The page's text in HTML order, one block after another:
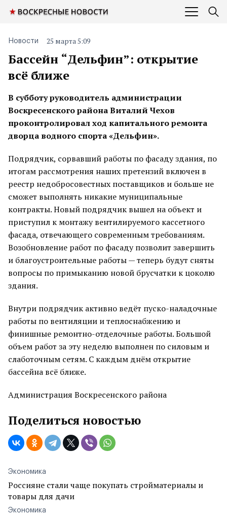
Бассейн “Дельфин”: открытие
всё ближе
Новости 25 марта 5:09
В субботу руководитель администрации
Воскресенского района Виталий Чехов
проконтролировал ход капитального ремонта
дворца водного спорта «Дельфин».
Подрядчик, сорвавший работы по фасаду здания, по
итогам рассмотрения наших претензий включен в
реестр недобросовестных поставщиков и больше не
сможет выполнять никакие муниципальные
контракты. Новый подрядчик вышел на объект и
приступил к монтажу вентилируемого кассетного
фасада, отвечающего современным требованиям.
Возобновление работ по фасаду позволит завершить
и благоустроительные работы — теперь будут сняты
вопросы по примыканию новой брусчатки к цоколю
здания.
Внутри подрядчик активно ведёт пуско-наладочные
работы по вентиляции и теплоснабжению и
финишные ремонтно-отделочные работы. Большой
объем работ за эту неделю выполнен по силовым и
слаботочным сетям. С каждым днём открытие
бассейна всё ближе.
Администрация Воскресенского района
Поделиться новостью
Экономика
Россияне стали чаще покупать стройматериалы и
товары для дачи
Экономика